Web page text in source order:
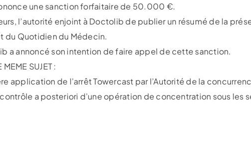
une sanction forfaitaire de 50.000 €.
l’autorité enjoint à Doctolib de publier un résumé de la
du Quotidien du Médecin.
a annoncé son intention de faire appel de cette sanction.
MEME SUJET :
application de l’arrêt Towercast par l’Autorité de la
contrôle a posteriori d’une opération de concentration sous les